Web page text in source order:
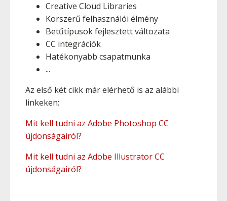
Creative Cloud Libraries
Korszerű felhasználói élmény
Betűtípusok fejlesztett változata
CC integrációk
Hatékonyabb csapatmunka
...
Az első két cikk már elérhető is az alábbi
linkeken:
Mit kell tudni az Adobe Photoshop CC
újdonságairól?
Mit kell tudni az Adobe Illustrator CC
újdonságairól?